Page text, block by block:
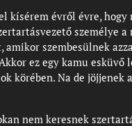
kísérem évről évre,
személye
amikor szembesülnek
ez egy kamu esküvő
körében. Na de jöjjenek
nem keresnek